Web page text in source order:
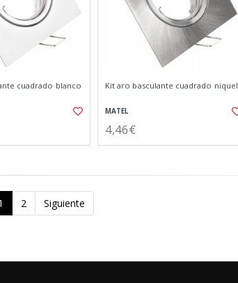
cuadrado blanco Kit aro basculante cuadrado niquel
MATEL
4,46€
2 Siguiente